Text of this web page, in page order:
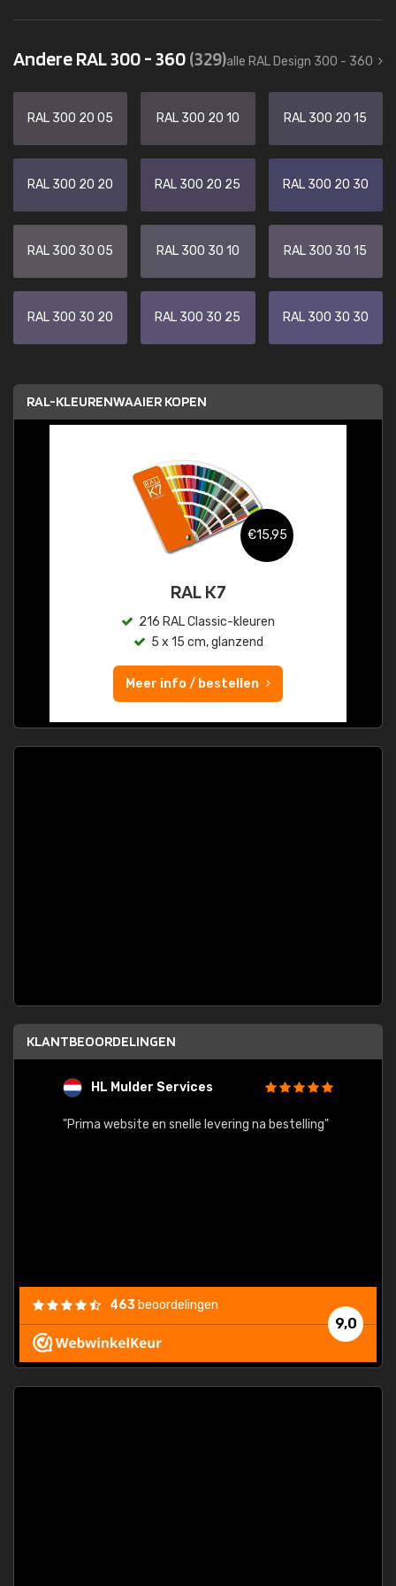
Andere RAL 300 - 360(329)alle RAL Design 300 - 360
RAL 300 20 05 RAL 300 20 10 RAL 300 20 15
RAL 300 20 20 RAL 300 20 25 RAL 300 20 30
RAL 300 30 05 RAL 300 30 10 RAL 300 30 15
RAL 300 30 20 RAL 300 30 25 RAL 300 30 30
RAL-KLEURENWAAIER KOPEN
€15,95
RAL K7
216 RAL Classic-kleuren
5 x 15 cm, glanzend
Meer info / bestellen
KLANTBEOORDELINGEN
HL Mulder Services
"Prima website en snelle levering na bestelling"
9,0
463 beoordelingen